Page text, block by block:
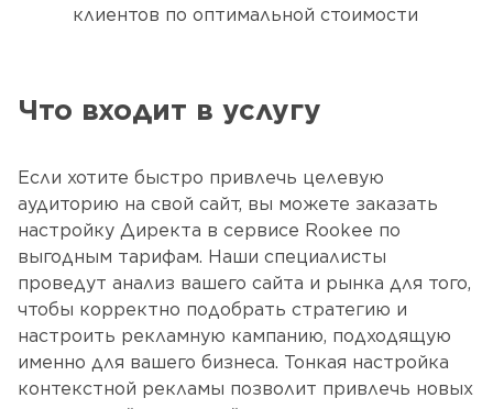
клиентов по оптимальной стоимости
Что входит в услугу
Если хотите быстро привлечь целевую
аудиторию на свой сайт, вы можете заказать
настройку Директа в сервисе Rookee по
выгодным тарифам. Наши специалисты
проведут анализ вашего сайта и рынка для того,
чтобы корректно подобрать стратегию и
настроить рекламную кампанию, подходящую
именно для вашего бизнеса. Тонкая настройка
контекстной рекламы позволит привлечь новых